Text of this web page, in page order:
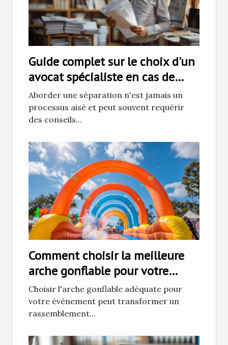
Guide complet sur le choix d'un
avocat spécialiste en cas de
séparation
Aborder une séparation n'est jamais un
processus aisé et peut souvent requérir
des conseils...
Comment choisir la meilleure
arche gonflable pour votre
prochain événement
Choisir l'arche gonflable adéquate pour
votre événement peut transformer un
rassemblement...